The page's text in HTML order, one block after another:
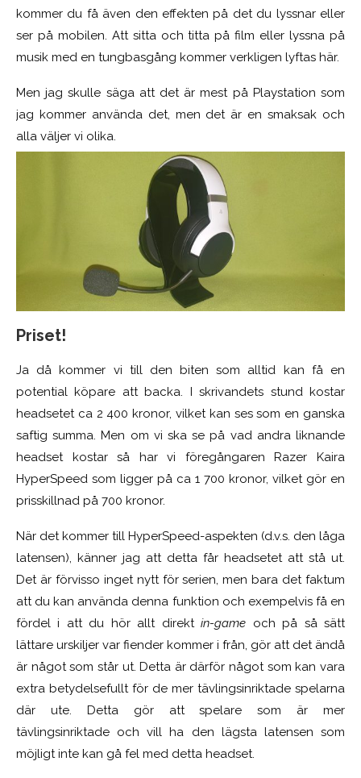
kommer du få även den effekten på det du lyssnar eller
ser på mobilen. Att sitta och titta på film eller lyssna på
musik med en tungbasgång kommer verkligen lyftas här.
Men jag skulle säga att det är mest på Playstation som
jag kommer använda det, men det är en smaksak och
alla väljer vi olika.
Priset!
Ja då kommer vi till den biten som alltid kan få en
potential köpare att backa. I skrivandets stund kostar
headsetet ca 2 400 kronor, vilket kan ses som en ganska
saftig summa. Men om vi ska se på vad andra liknande
headset kostar så har vi föregångaren Razer Kaira
HyperSpeed som ligger på ca 1 700 kronor, vilket gör en
prisskillnad på 700 kronor.
När det kommer till HyperSpeed-aspekten (d.v.s. den låga
latensen), känner jag att detta får headsetet att stå ut.
Det är förvisso inget nytt för serien, men bara det faktum
att du kan använda denna funktion och exempelvis få en
fördel i att du hör allt direktin-game och på så sätt
lättare urskiljer var fiender kommer i från, gör att det ändå
är något som står ut. Detta är därför något som kan vara
extra betydelsefullt för de mer tävlingsinriktade spelarna
där ute. Detta gör att spelare som är mer
tävlingsinriktade och vill ha den lägsta latensen som
möjligt inte kan gå fel med detta headset.